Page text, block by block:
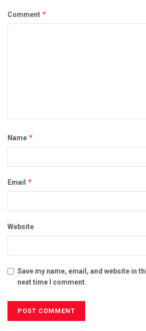
Comment *
Name *
Email *
Website
Save my name, email, and website in
next time I comment.